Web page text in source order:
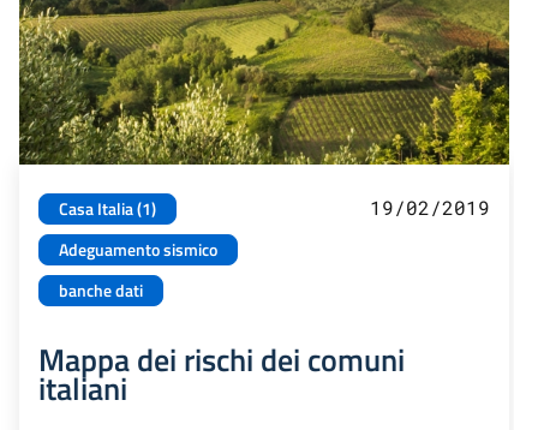
Casa Italia (1)
Adeguamento sismico
banche dati
19/02/2019
Mappa dei rischi dei comuni
italiani